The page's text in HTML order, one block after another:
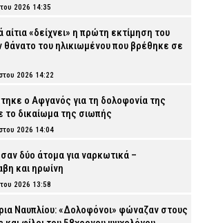
2026 14:35
«δείχνει» η πρώτη εκτίμηση του
θάνατο του ηλικιωμένου που βρέθηκε σε
2026 14:22
ο Αφγανός για τη δολοφονία της
το δικαίωμα της σιωπής
2026 14:04
δύο άτομα για ναρκωτικά –
και ηρωίνη
2026 13:58
Ναυπλίου: «Δολοφόνοι» φώναζαν στους